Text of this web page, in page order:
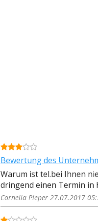
Bewertung des
Warum ist tel.bei Ihnen
dringend einen Termin in
Cornelia Pieper 27.07.2017